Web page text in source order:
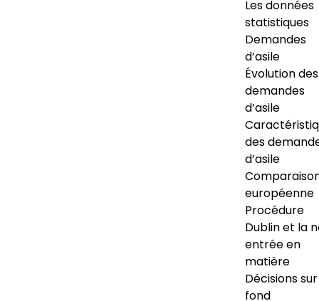
Les données
statistiques
Demandes
d’asile
Évolution des
demandes
d’asile
des
d’asile
européenne
Procédure
Dublin et la
entrée en
matière
Décisions
fond